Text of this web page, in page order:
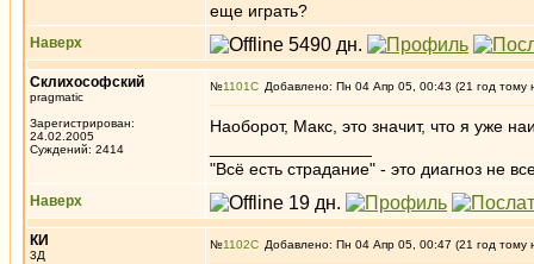
еще играть?
Наверх
Склихософский
pragmatic
Зарегистрирован:
24.02.2005
Суждений: 2414
№1101 Добавлено: Пн 04 Апр 05, 00:43 (21 год тому
Наоборот, Макс, это значит, что я уже
"Всё есть страдание" - это диагноз не
Наверх
КИ
3Д
№1102 Добавлено: Пн 04 Апр 05, 00:47 (21 год тому